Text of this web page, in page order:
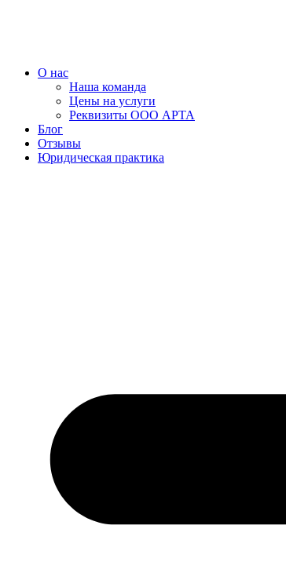
О нас
Наша команда
Цены на услуги
Реквизиты ООО АРТА
Блог
Отзывы
Юридическая практика